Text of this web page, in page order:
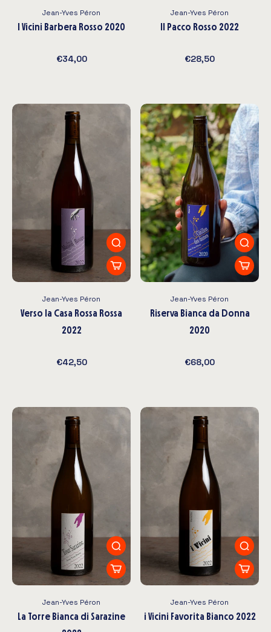
Jean-Yves Péron
I Vicini Barbera Rosso 2020
€34,00
Jean-Yves Péron
Il Pacco Rosso 2022
€28,50
Jean-Yves Péron
Verso la Casa Rossa Rossa
2022
€42,50
Jean-Yves Péron
Riserva Bianca da Donna
2020
€68,00
Jean-Yves Péron
La Torre Bianca di Sarazine
Jean-Yves Péron
i Vicini Favorita Bianco 2022